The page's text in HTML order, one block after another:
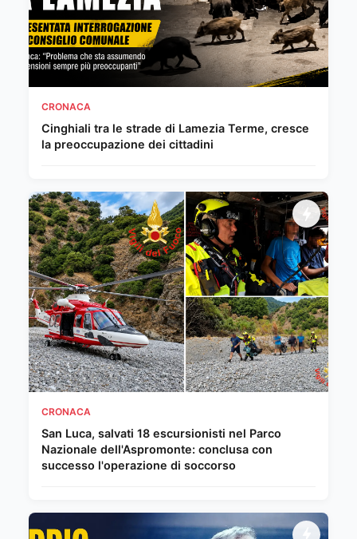
CRONACA
Cinghiali tra le strade di Lamezia Terme, cresce
la preoccupazione dei cittadini
CRONACA
San Luca, salvati 18 escursionisti nel Parco
Nazionale dell'Aspromonte: conclusa con
successo l'operazione di soccorso